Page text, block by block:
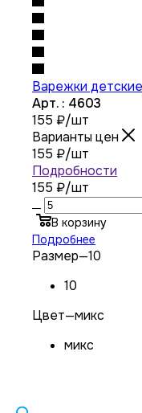
Варежки
Арт. : 4603
155 ₽/шт
Варианты цен
155 ₽/шт
Подробности
155 ₽/шт
В корзину
Подробнее
Размер—10
10
Цвет—микс
микс